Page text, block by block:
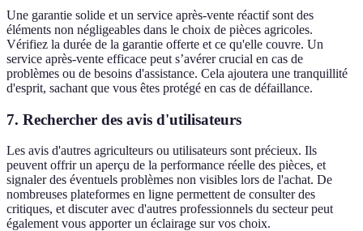
Une garantie solide et un service après-vente réactif sont des
éléments non négligeables dans le choix de pièces agricoles.
Vérifiez la durée de la garantie offerte et ce qu'elle couvre. Un
service après-vente efficace peut s’avérer crucial en cas de
problèmes ou de besoins d'assistance. Cela ajoutera une tranquillité
d'esprit, sachant que vous êtes protégé en cas de défaillance.
7. Rechercher des avis d'utilisateurs
Les avis d'autres agriculteurs ou utilisateurs sont précieux. Ils
peuvent offrir un aperçu de la performance réelle des pièces, et
signaler des éventuels problèmes non visibles lors de l'achat. De
nombreuses plateformes en ligne permettent de consulter des
critiques, et discuter avec d'autres professionnels du secteur peut
également vous apporter un éclairage sur vos choix.